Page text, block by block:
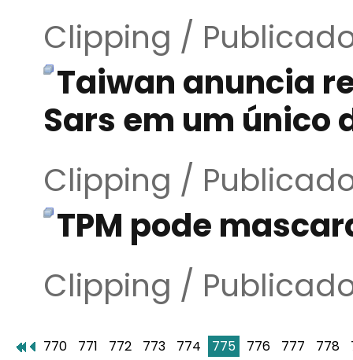
Clipping /
Taiwan anuncia
Sars em um único
Clipping /
TPM pode
Clipping /
770 771 772 773 774 775 776 777 778